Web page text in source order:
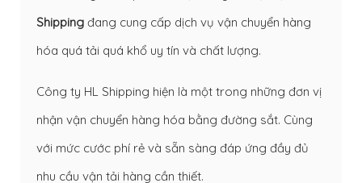
Shipping đang cung cấp dịch vụ vận chuyển hàng
hóa quá tải quá khổ uy tín và chất lượng.
Công ty HL Shipping hiện là một trong những đơn vị
nhận vận chuyển hàng hóa bằng đường sắt. Cùng
với mức cước phí rẻ và sẵn sàng đáp ứng đầy đủ
nhu cầu vận tải hàng cần thiết.